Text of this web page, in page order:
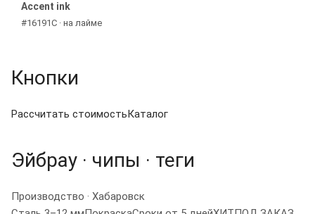
Accent ink
#16191C · на лайме
Кнопки
Рассчитать стоимостьКаталог
Эйбрау · чипы · теги
Производство · Хабаровск